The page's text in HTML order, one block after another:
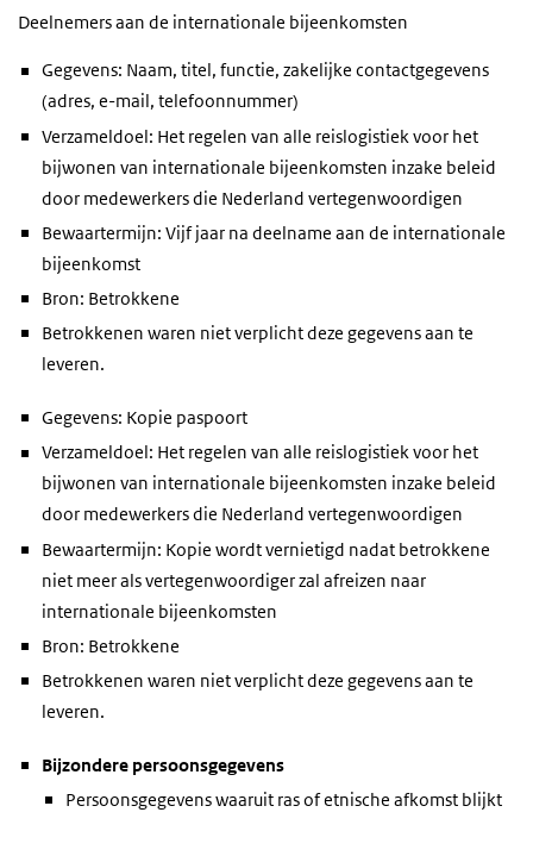
Deelnemers aan de internationale bijeenkomsten
Gegevens: Naam, titel, functie, zakelijke contactgegevens
(adres, e-mail, telefoonnummer)
Verzameldoel: Het regelen van alle reislogistiek voor het
bijwonen van internationale bijeenkomsten inzake beleid
door medewerkers die Nederland vertegenwoordigen
Bewaartermijn: Vijf jaar na deelname aan de internationale
bijeenkomst
Bron: Betrokkene
Betrokkenen waren niet verplicht deze gegevens aan te
leveren.
Gegevens: Kopie paspoort
Verzameldoel: Het regelen van alle reislogistiek voor het
bijwonen van internationale bijeenkomsten inzake beleid
door medewerkers die Nederland vertegenwoordigen
Bewaartermijn: Kopie wordt vernietigd nadat betrokkene
niet meer als vertegenwoordiger zal afreizen naar
internationale bijeenkomsten
Bron: Betrokkene
Betrokkenen waren niet verplicht deze gegevens aan te
leveren.
Bijzondere persoonsgegevens
Persoonsgegevens waaruit ras of etnische afkomst blijkt